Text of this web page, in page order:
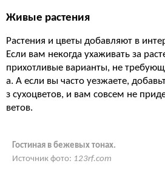
Живые растения
Растения и цветы добавляют в
Если вам некогда ухаживать за
прихотливые варианты, не
а. А если вы часто уезжаете,
з сухоцветов, и вам совсем не
ветов.
Гостиная в бежевых тонах.
Источник фото: 123rf.com